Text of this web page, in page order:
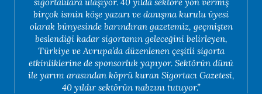
birçok ismin köşe yazarı ve danışma kurulu üyesi
olarak bünyesinde barındıran gazetemiz, geçmişten
beslendiği kadar sigortanın geleceğini belirleyen,
Türkiye ve Avrupa’da düzenlenen çeşitli sigorta
etkinliklerine de sponsorluk yapıyor. Sektörün dünü
ile yarını arasından köprü kuran Sigortacı Gazetesi,
40 yıldır sektörün nabzını tutuyor.”